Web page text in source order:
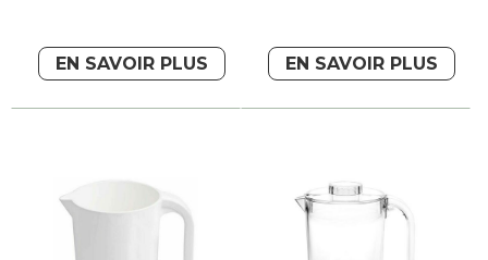
EN SAVOIR PLUS EN SAVOIR PLUS